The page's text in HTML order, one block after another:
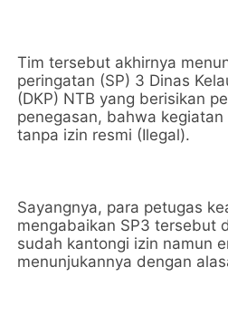
Tim tersebut akhirnya
peringatan (SP) 3 Dinas
(DKP) NTB yang berisikan
penegasan, bahwa
tanpa izin resmi (Ilegal).
Sayangnya, para petugas
mengabaikan SP3 tersebut
sudah kantongi izin namun
menunjukannya dengan